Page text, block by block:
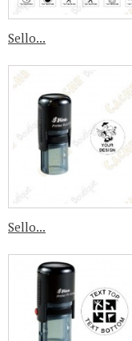
Sello...
Sello...